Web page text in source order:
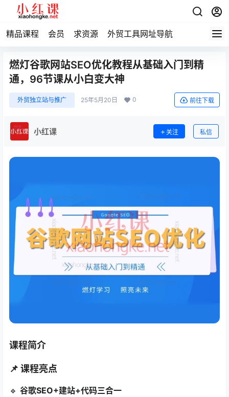
精品课程 会员 求资源 外贸工具网址导航
燃灯谷歌网站SEO优化教程从基础入门到精
通，96节课从小白变大神
外贸独立站与推广 25年5月20日 0 前往下载
小红课 关注 私信
课程简介
📌 ​ 课程亮点
🔹 ​ 谷歌SEO+建站+代码三合一